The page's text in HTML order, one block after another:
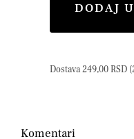
DODAJ
Dostava 249,00 RSD
Komentari